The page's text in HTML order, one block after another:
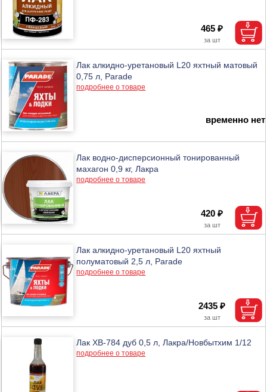
465 ₽
Лак алкидно-уретановый L20 яхтный матовый
0,75 л, Parade
подробнее о товаре
временно нет
Лак водно-дисперсионный тонированный
махагон 0,9 кг, Лакра
подробнее о товаре
420 ₽
Лак алкидно-уретановый L20 яхтный
полуматовый 2,5 л, Parade
подробнее о товаре
2435 ₽
Лак ХВ-784 дуб 0,5 л, Лакра/Новбытхим 1/12
подробнее о товаре